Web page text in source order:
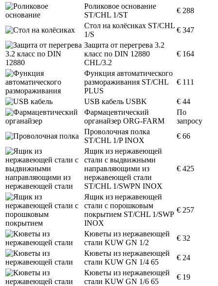
Роликовое основание
ST/CHL 1/ST
€ 288
Стол на колёсиках ST/CHL
1/S
€ 347
Защита от перегрева 3.2
класс по DIN 12880
CHL/3.2
€ 164
Функция автоматического
размораживания ST/CHL
PLUS
€ 111
USB кабель USBK
€ 44
Фармацевтический
органайзер ORG-FARM
По
запросу
Проволочная полка
ST/CHL 1/P INOX
€ 66
Ящик из нержавеющей
стали с выдвижными
направляющими из
нержавеющей стали
ST/CHL 1/SWPN INOX
€ 425
Ящик из нержавеющей
стали с порошковым
покрытием ST/CHL 1/SWP
INOX
€ 257
Кюветы из нержавеющей
стали KUW GN 1/2
€ 32
Кюветы из нержавеющей
стали KUW GN 1/4 65
€ 24
Кюветы из нержавеющей
стали KUW GN 1/6 65
€ 19